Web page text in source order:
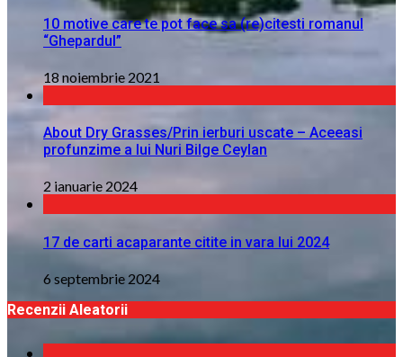
10 motive care te pot face sa (re)citesti romanul
“Ghepardul”
18 noiembrie 2021
About Dry Grasses/Prin ierburi uscate – Aceeasi
profunzime a lui Nuri Bilge Ceylan
2 ianuarie 2024
17 de carti acaparante citite in vara lui 2024
6 septembrie 2024
Recenzii Aleatorii